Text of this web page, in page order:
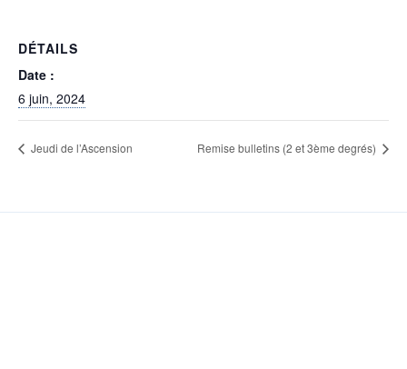
DÉTAILS
Date :
6 juin, 2024
Jeudi de l’Ascension Remise bulletins (2 et 3ème degrés)